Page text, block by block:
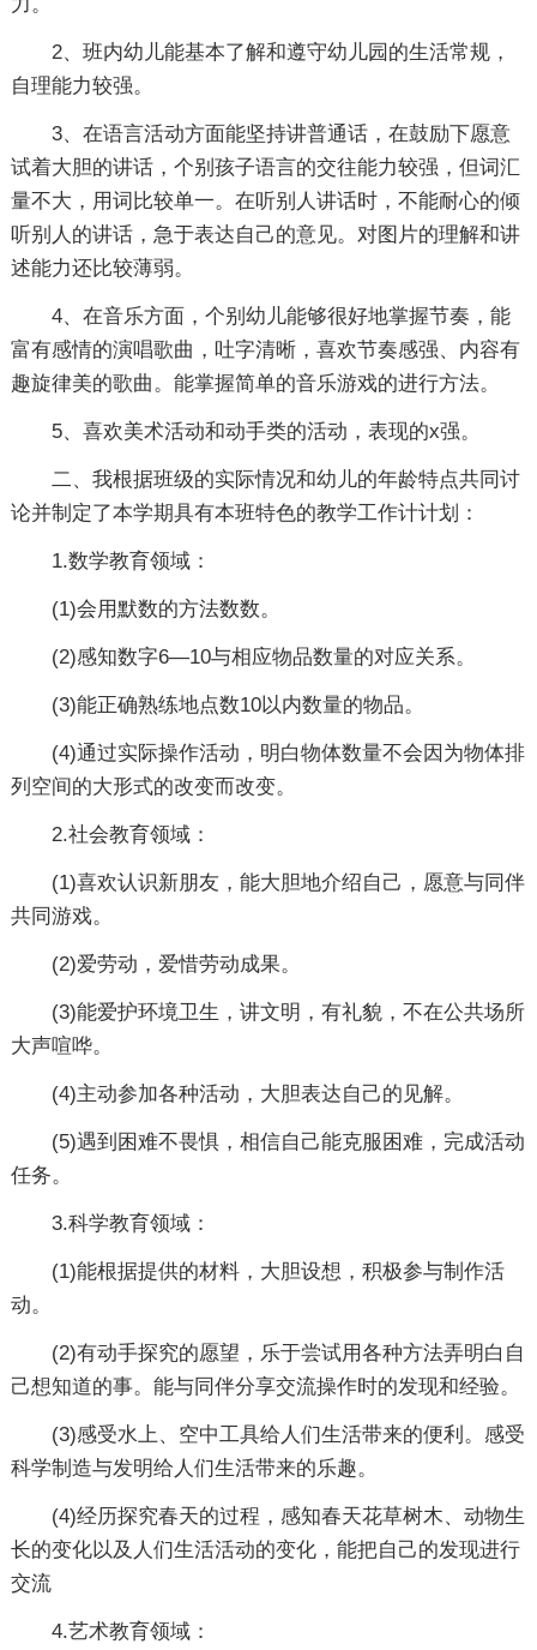
2、班内幼儿能基本了解和遵守幼儿园的生活常规，
自理能力较强。
3、在语言活动方面能坚持讲普通话，在鼓励下愿意
试着大胆的讲话，个别孩子语言的交往能力较强，但词汇
量不大，用词比较单一。在听别人讲话时，不能耐心的倾
听别人的讲话，急于表达自己的意见。对图片的理解和讲
述能力还比较薄弱。
4、在音乐方面，个别幼儿能够很好地掌握节奏，能
富有感情的演唱歌曲，吐字清晰，喜欢节奏感强、内容有
趣旋律美的歌曲。能掌握简单的音乐游戏的进行方法。
5、喜欢美术活动和动手类的活动，表现的x强。
二、我根据班级的实际情况和幼儿的年龄特点共同讨
论并制定了本学期具有本班特色的教学工作计计划：
1.数学教育领域：
(1)会用默数的方法数数。
(2)感知数字6—10与相应物品数量的对应关系。
(3)能正确熟练地点数10以内数量的物品。
(4)通过实际操作活动，明白物体数量不会因为物体排
列空间的大形式的改变而改变。
2.社会教育领域：
(1)喜欢认识新朋友，能大胆地介绍自己，愿意与同伴
共同游戏。
(2)爱劳动，爱惜劳动成果。
(3)能爱护环境卫生，讲文明，有礼貌，不在公共场所
大声喧哗。
(4)主动参加各种活动，大胆表达自己的见解。
(5)遇到困难不畏惧，相信自己能克服困难，完成活动
任务。
3.科学教育领域：
(1)能根据提供的材料，大胆设想，积极参与制作活
动。
(2)有动手探究的愿望，乐于尝试用各种方法弄明白自
己想知道的事。能与同伴分享交流操作时的发现和经验。
(3)感受水上、空中工具给人们生活带来的便利。感受
科学制造与发明给人们生活带来的乐趣。
(4)经历探究春天的过程，感知春天花草树木、动物生
长的变化以及人们生活活动的变化，能把自己的发现进行
交流
4.艺术教育领域：